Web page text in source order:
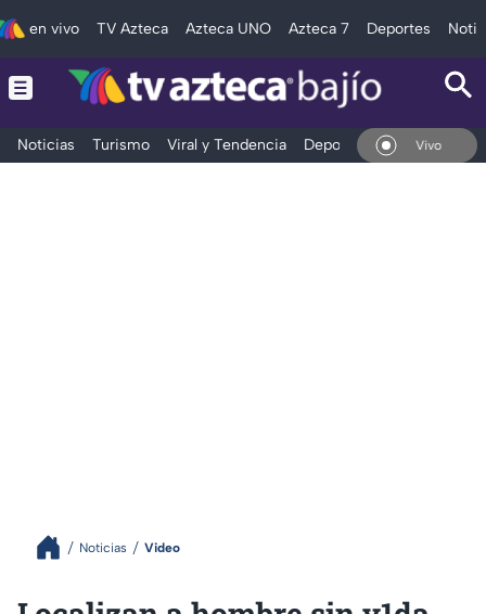
en vivo TV Azteca Azteca UNO Azteca 7 Deportes
Noticias Turismo Viral y Tendencia Deportes Espectáculos
En Vivo
Noticias Video